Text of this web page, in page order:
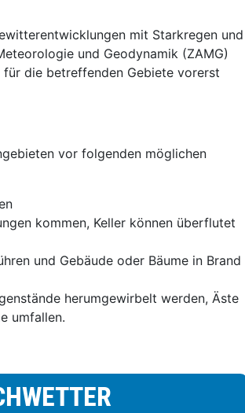
mit Starkregen und
und Geodynamik (ZAMG)
die betreffenden Gebiete vorerst
vor folgenden möglichen
kommen, Keller können überflutet
und Gebäude oder Bäume in Brand
herumgewirbelt werden, Äste
umfallen.